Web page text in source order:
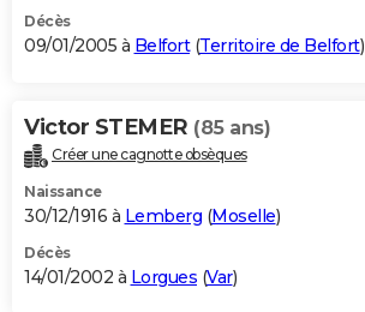
Décès
09/01/2005 à Belfort(Territoire de Belfort)
Victor STEMER (85 ans)
Créer une cagnotte obsèques
Naissance
30/12/1916 à Lemberg (Moselle)
Décès
14/01/2002 à Lorgues (Var)